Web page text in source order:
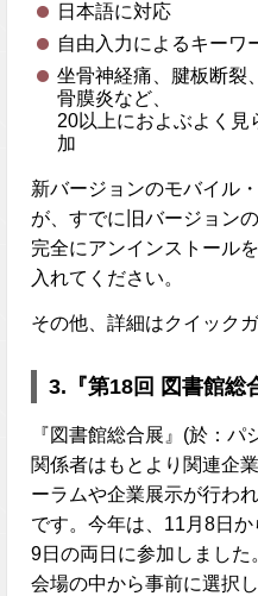
日本語に対応
自由入力によるキーワ
坐骨神経痛、腱板断裂
骨膜炎など、
20以上におよぶよく見
加
新バージョンのモバイル
が、すでに旧バージョン
完全にアンインストール
入れてください。
その他、詳細はクイック
3.『第18回 図書館総
『図書館総合展』(於：
関係者はもとより関連企
ーラムや企業展示が行わ
です。今年は、11月8日か
9日の両日に参加しまし
会場の中から事前に選択